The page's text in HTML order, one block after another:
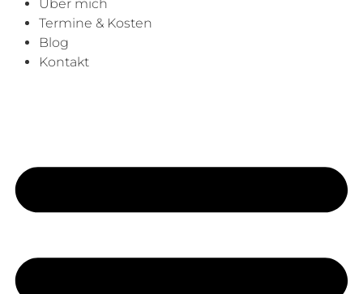
Über mich
Termine & Kosten
Blog
Kontakt